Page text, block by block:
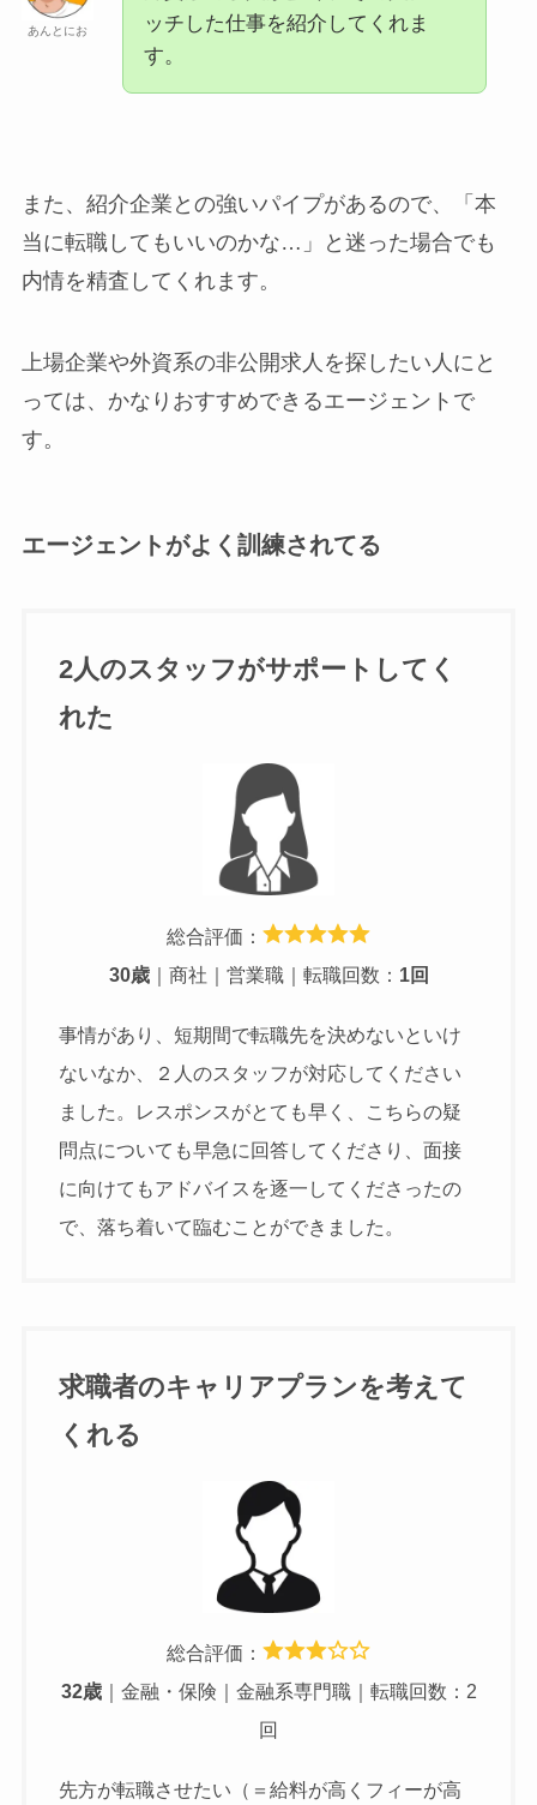
あんとにお
ッチした仕事を紹介してくれま
す。
また、紹介企業との強いパイプがあるので、「本
当に転職してもいいのかな…」と迷った場合でも
内情を精査してくれます。
上場企業や外資系の非公開求人を探したい人にと
っては、かなりおすすめできるエージェントで
す。
エージェントがよく訓練されてる
2人のスタッフがサポートしてく
れた
総合評価：
30歳｜商社｜営業職｜転職回数： 1回
事情があり、短期間で転職先を決めないといけ
ないなか、２人のスタッフが対応してください
ました。レスポンスがとても早く、こちらの疑
問点についても早急に回答してくださり、面接
に向けてもアドバイスを逐一してくださったの
で、落ち着いて臨むことができました。
求職者のキャリアプランを考えて
くれる
総合評価：
32歳｜金融・保険｜金融系専門職｜転職回数：2
回
先方が転職させたい（＝給料が高くフィーが高